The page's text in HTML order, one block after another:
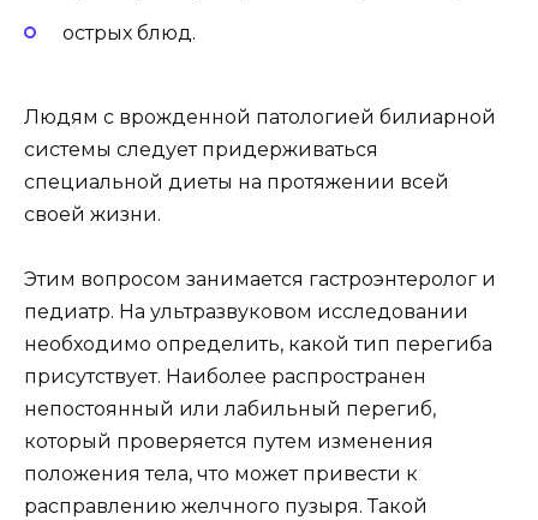
острых блюд.
Людям с врожденной патологией билиарной
системы следует придерживаться
специальной диеты на протяжении всей
своей жизни.
Этим вопросом занимается гастроэнтеролог и
педиатр. На ультразвуковом исследовании
необходимо определить, какой тип перегиба
присутствует. Наиболее распространен
непостоянный или лабильный перегиб,
который проверяется путем изменения
положения тела, что может привести к
расправлению желчного пузыря. Такой